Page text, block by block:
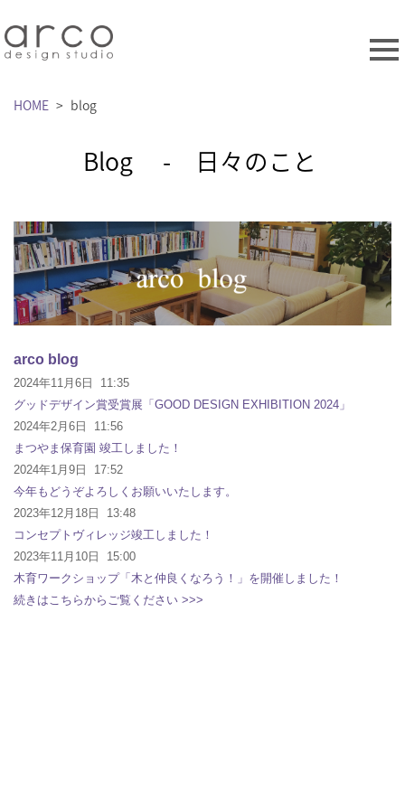
HOME > blog
Blog - 日々のこと
arco blog
2024年11月6日 11:35
グッドデザイン賞受賞展「GOOD DESIGN EXHIBITION 2024」
2024年2月6日 11:56
まつやま保育園 竣工しました！
2024年1月9日 17:52
今年もどうぞよろしくお願いいたします。
2023年12月18日 13:48
コンセプトヴィレッジ竣工しました！
2023年11月10日 15:00
木育ワークショップ「木と仲良くなろう！」を開催しました！
続きはこちらからご覧ください >>>